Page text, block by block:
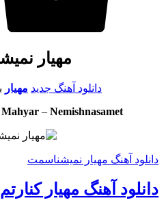
مهیار
دانلود آهنگ جدید مهیار
Mahyar– Nemishnasamet
دانلود آهنگ مهیار نمیشناسمت
دانلود آهنگ مهیار کنارتم